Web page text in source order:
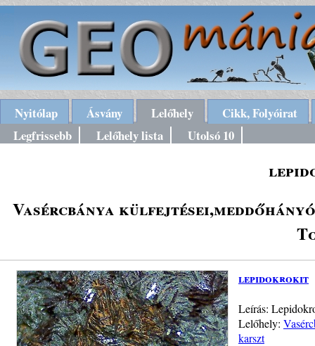
Nyitólap Ásvány Lelőhely
Cikk, Folyóirat
Legfrissebb
Lelőhely lista Utolsó 10
Vasércbánya
lepidokrokit
Leírás:
Lelőhely:
karszt